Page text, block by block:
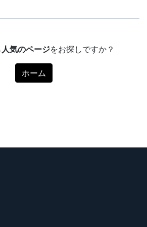
人気のページをお探しですか？
ホーム